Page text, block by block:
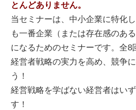
とんどありません。
当セミナーは、中小企業に特化
も一番企業（または存在感のある
になるためのセミナーです。全8
経営者戦略の実力を高め、競争
う！
経営戦略を学ばない経営者はい
す！